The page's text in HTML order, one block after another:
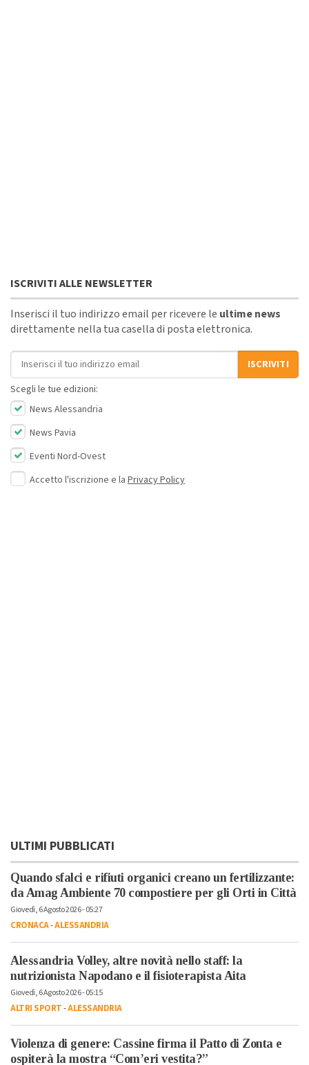
ISCRIVITI ALLE NEWSLETTER
Inserisci il tuo indirizzo email per ricevere le ultime news
direttamente nella tua casella di posta elettronica.
Indirizzo email
ISCRIVITI
Scegli le tue edizioni:
News Alessandria
News Pavia
Eventi Nord-Ovest
Accetto l'iscrizione e la Privacy Policy
ULTIMI PUBBLICATI
Quando sfalci e rifiuti organici creano un fertilizzante:
da Amag Ambiente 70 compostiere per gli Orti in Città
Giovedì, 6 Agosto 2026 - 05:27
CRONACA-ALESSANDRIA
Alessandria Volley, altre novità nello staff: la
nutrizionista Napodano e il fisioterapista Aita
Giovedì, 6 Agosto 2026 - 05:15
ALTRI SPORT-ALESSANDRIA
Violenza di genere: Cassine firma il Patto di Zonta e
ospiterà la mostra “Com’eri vestita?”